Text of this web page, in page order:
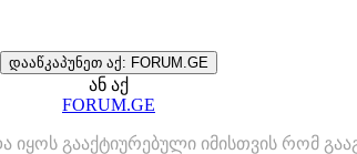
დააწკაპუნეთ აქ: FORUM.GE
ან აქ
FORUM.GE
იყოს გააქტიურებული იმისთვის რომ